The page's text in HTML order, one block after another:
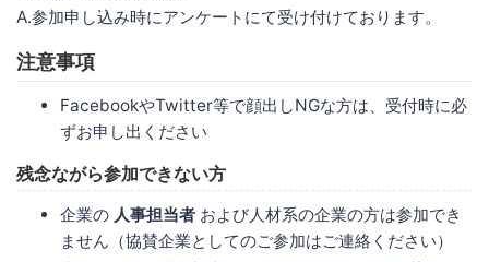
A.参加申し込み時にアンケートにて受け付けております。
注意事項
FacebookやTwitter等で顔出しNGな方は、受付時に必
ずお申し出ください
残念ながら参加できない方
企業の 人事担当者 および人材系の企業の方は参加でき
ません（協賛企業としてのご参加はご連絡ください）